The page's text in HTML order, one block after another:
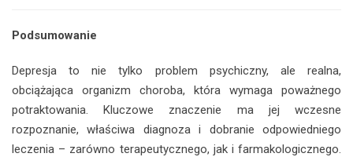
Podsumowanie
Depresja to nie tylko problem psychiczny, ale realna,
obciążająca organizm choroba, która wymaga poważnego
potraktowania. Kluczowe znaczenie ma jej wczesne
rozpoznanie, właściwa diagnoza i dobranie odpowiedniego
leczenia – zarówno terapeutycznego, jak i farmakologicznego.